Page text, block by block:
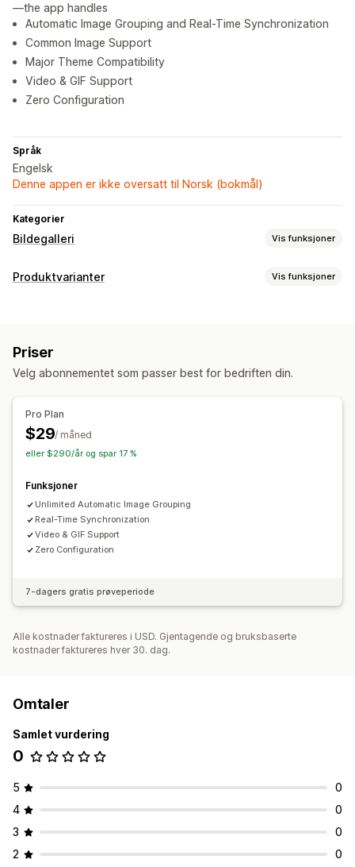
—the app handles
Automatic Image Grouping and Real-Time Synchronization
Common Image Support
Major Theme Compatibility
Video & GIF Support
Zero Configuration
Språk
Engelsk
Denne appen er ikke oversatt til Norsk (bokmål)
Kategorier
Bildegalleri Vis funksjoner
Gallerityper
Produktvarianter Vis funksjoner
Priser
Velg abonnementet som passer best for bedriften din.
Pro Plan
$29/ måned
eller $290/år og spar 17 %
Funksjoner
Unlimited Automatic Image Grouping
Real-Time Synchronization
Video & GIF Support
Zero Configuration
7-dagers gratis prøveperiode
Alle kostnader faktureres i USD. Gjentagende og bruksbaserte
kostnader faktureres hver 30. dag.
Omtaler
Samlet vurdering
0
5
0
4
0
3
0
2
0